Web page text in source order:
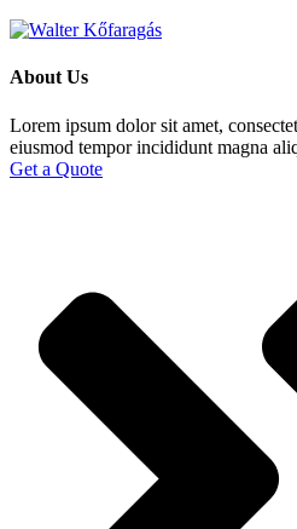
About Us
Lorem ipsum dolor sit amet,
eiusmod tempor incididunt magna
Get a Quote